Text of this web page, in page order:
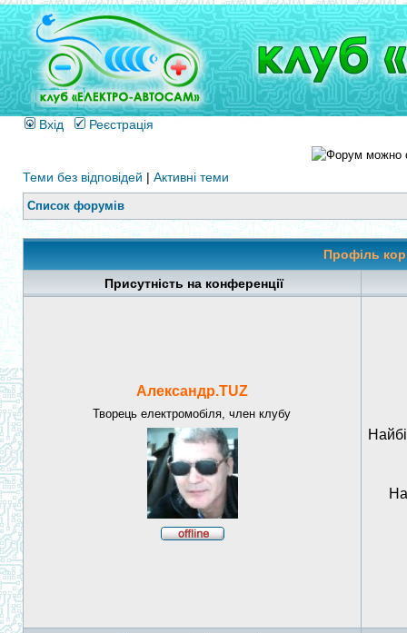
Вхід Реєстрація
Теми без відповідей | Активні теми
Список форумів
Профіль
Присутність на конференції
Александр.TUZ
Творець електромобіля, член клубу